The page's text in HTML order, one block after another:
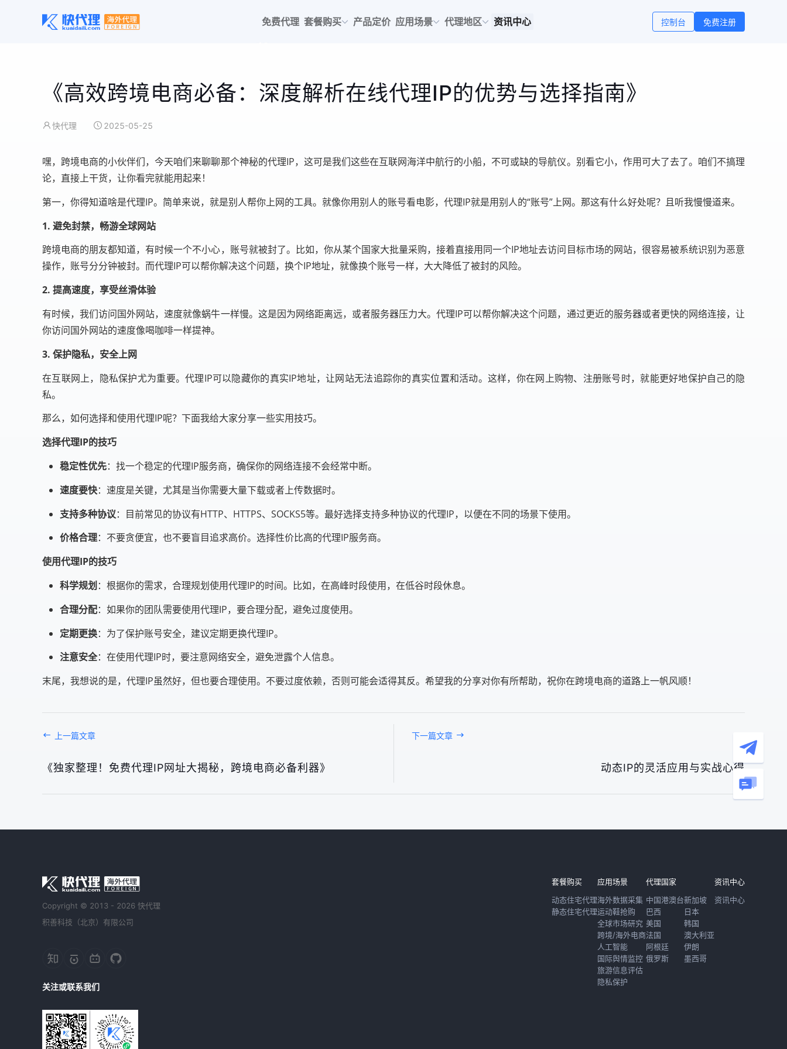
免费代理 套餐购买 产品定价 应用场景 代理地区 资讯中心 控制台 免费注册
《高效跨境电商必备：深度解析在线代理IP的优势与选择指南》
快代理 2025-05-25
嘿，跨境电商的小伙伴们，今天咱们来聊聊那个神秘的代理IP，这可是我们这些在互联网海洋中航行的小船，不可或缺的导航仪。别看它小，作用可大了去了。咱们不搞理
论，直接上干货，让你看完就能用起来！
第一，你得知道啥是代理IP。简单来说，就是别人帮你上网的工具。就像你用别人的账号看电影，代理IP就是用别人的“账号”上网。那这有什么好处呢？且听我慢慢道来。
1. 避免封禁，畅游全球网站
跨境电商的朋友都知道，有时候一个不小心，账号就被封了。比如，你从某个国家大批量采购，接着直接用同一个IP地址去访问目标市场的网站，很容易被系统识别为恶意
操作，账号分分钟被封。而代理IP可以帮你解决这个问题，换个IP地址，就像换个账号一样，大大降低了被封的风险。
2. 提高速度，享受丝滑体验
有时候，我们访问国外网站，速度就像蜗牛一样慢。这是因为网络距离远，或者服务器压力大。代理IP可以帮你解决这个问题，通过更近的服务器或者更快的网络连接，让
你访问国外网站的速度像喝咖啡一样提神。
3. 保护隐私，安全上网
在互联网上，隐私保护尤为重要。代理IP可以隐藏你的真实IP地址，让网站无法追踪你的真实位置和活动。这样，你在网上购物、注册账号时，就能更好地保护自己的隐
私。
那么，如何选择和使用代理IP呢？下面我给大家分享一些实用技巧。
选择代理IP的技巧
稳定性优先：找一个稳定的代理IP服务商，确保你的网络连接不会经常中断。
速度要快：速度是关键，尤其是当你需要大量下载或者上传数据时。
支持多种协议：目前常见的协议有HTTP、HTTPS、SOCKS5等。最好选择支持多种协议的代理IP，以便在不同的场景下使用。
价格合理：不要贪便宜，也不要盲目追求高价。选择性价比高的代理IP服务商。
使用代理IP的技巧
科学规划 ：根据你的需求，合理规划使用代理IP的时间。比如，在高峰时段使用，在低谷时段休息。
合理分配：如果你的团队需要使用代理IP，要合理分配，避免过度使用。
定期更换：为了保护账号安全，建议定期更换代理IP。
注意安全：在使用代理IP时，要注意网络安全，避免泄露个人信息。
末尾，我想说的是，代理IP虽然好，但也要合理使用。不要过度依赖，否则可能会适得其反。希望我的分享对你有所帮助，祝你在跨境电商的道路上一帆风顺！
上一篇文章
《独家整理！免费代理IP网址大揭秘，跨境电商必备利器》
下一篇文章
动态IP的灵活应用与实战心得
Copyright © 2013 - 2026 快代理
积善科技（北京）有限公司
关注或联系我们
套餐购买
动态住宅代理
静态住宅代理
应用场景
海外数据采集
运动鞋抢购
全球市场研究
跨境/海外电商
人工智能
国际舆情监控
旅游信息评估
隐私保护
代理国家
中国港澳台
巴西
美国
法国
阿根廷
俄罗斯
新加坡
日本
韩国
澳大利亚
伊朗
墨西哥
资讯中心
资讯中心